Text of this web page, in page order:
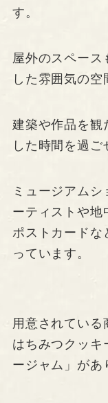
す。
屋外のスペース
した雰囲気の空
建築や作品を観
した時間を過ご
ミュージアム
ーティストや地
ポストカードな
っています。
用意されている
はちみつクッキ
ージャム」があ